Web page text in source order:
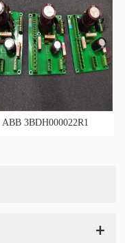
ABB 3BDH000022R1